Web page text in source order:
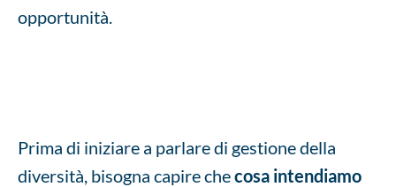
opportunità.
Prima di iniziare a parlare di gestione della
diversità, bisogna capire checosa intendiamo